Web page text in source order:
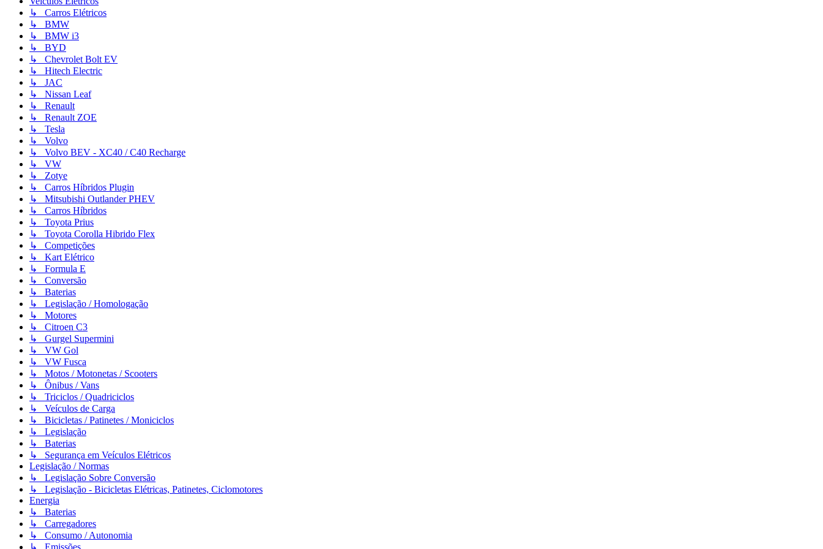
↳ Carros Elétricos
↳ BMW
↳ BMW i3
↳ BYD
↳ Chevrolet Bolt EV
↳ Hitech Electric
↳ JAC
↳ Nissan Leaf
↳ Renault
↳ Renault ZOE
↳ Tesla
↳ Volvo
↳ Volvo BEV - XC40 / C40 Recharge
↳ VW
↳ Zotye
↳ Carros Híbridos Plugin
↳ Mitsubishi Outlander PHEV
↳ Carros Híbridos
↳ Toyota Prius
↳ Toyota Corolla Hibrido Flex
↳ Competições
↳ Kart Elétrico
↳ Formula E
↳ Conversão
↳ Baterias
↳ Legislação / Homologação
↳ Motores
↳ Citroen C3
↳ Gurgel Supermini
↳ VW Gol
↳ VW Fusca
↳ Motos / Motonetas / Scooters
↳ Ônibus / Vans
↳ Triciclos / Quadriciclos
↳ Veículos de Carga
↳ Bicicletas / Patinetes / Moniciclos
↳ Legislação
↳ Baterias
↳ Segurança em Veículos Elétricos
Legislação / Normas
↳ Legislação Sobre Conversão
↳ Legislação - Bicicletas Elétricas, Patinetes, Ciclomotores
Energia
↳ Baterias
↳ Carregadores
↳ Consumo / Autonomia